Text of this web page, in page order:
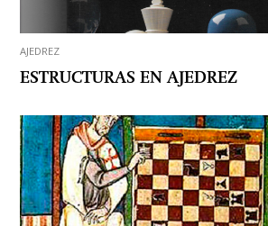
AJEDREZ
ESTRUCTURAS EN AJEDREZ